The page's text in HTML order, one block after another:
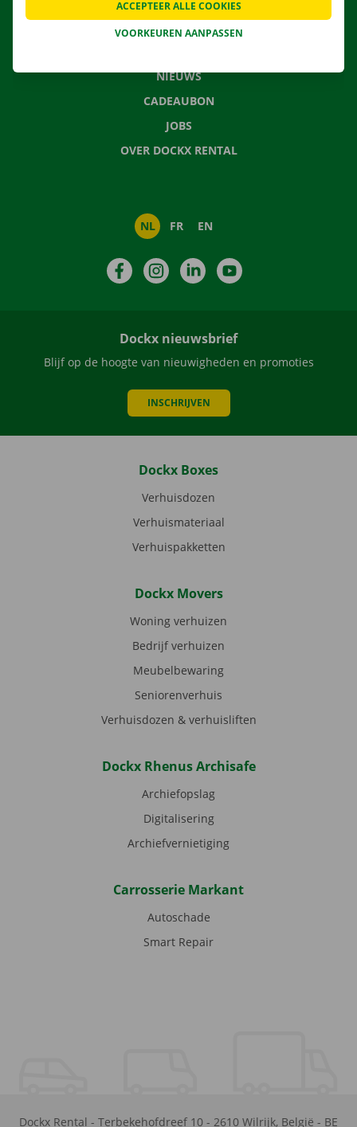
CONTACTEER ONS
NIEUWS
CADEAUBON
JOBS
OVER DOCKX RENTAL
NL FR EN
FacebookInstagramLinkedIn
Dockx nieuwsbrief
Blijf op de hoogte van nieuwigheden en promoties
INSCHRIJVEN
Dockx Boxes
Verhuisdozen
Verhuismateriaal
Verhuispakketten
Dockx Movers
Woning verhuizen
Bedrijf verhuizen
Meubelbewaring
Seniorenverhuis
Verhuisdozen & verhuisliften
Dockx Rhenus Archisafe
Archiefopslag
Digitalisering
Archiefvernietiging
Carrosserie Markant
Autoschade
Smart Repair
Dockx Rental - Terbekehofdreef 10 - 2610 Wilrijk, België - BE
VOORKEUREN AANPASSEN
ACCEPTEER ALLE COOKIES